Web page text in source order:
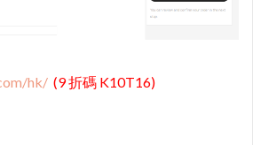
hk/ (9 折碼 K10T16)